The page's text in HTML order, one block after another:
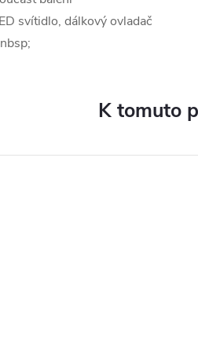
svítidlo, dálkový ovladač
K tomuto